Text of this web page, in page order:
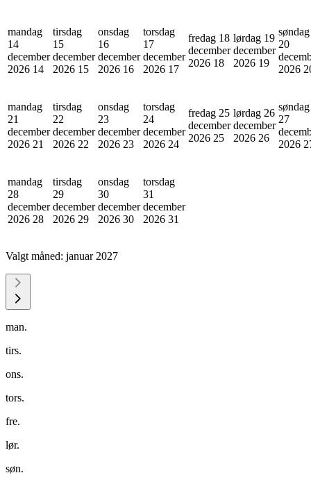
mandag
14
december
2026 14
tirsdag
15
december
2026 15
onsdag
16
december
2026 16
torsdag
17
december
2026 17
fredag 18
december
2026 18
lørdag 19
december
2026 19
søndag
20
2026
mandag
21
december
2026 21
tirsdag
22
december
2026 22
onsdag
23
december
2026 23
torsdag
24
december
2026 24
fredag 25
december
2026 25
lørdag 26
december
2026 26
søndag
27
2026
mandag
28
december
2026 28
tirsdag
29
december
2026 29
onsdag
30
december
2026 30
torsdag
31
december
2026 31
Valgt måned: januar 2027
man.
tirs.
ons.
tors.
fre.
lør.
søn.